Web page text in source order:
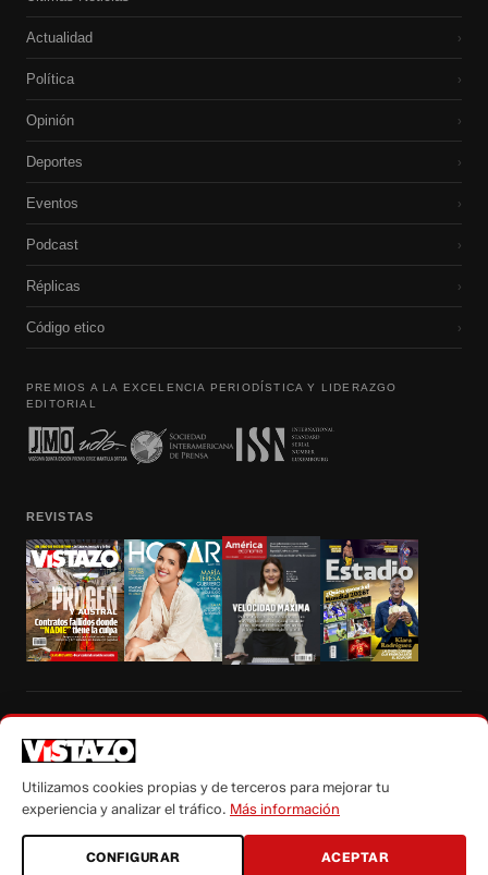
Actualidad ›
Política ›
Opinión ›
Deportes ›
Eventos ›
Podcast ›
Réplicas ›
Código etico ›
PREMIOS A LA EXCELENCIA PERIODÍSTICA Y LIDERAZGO
EDITORIAL
REVISTAS
autorización escrita de su titular, de todos los contenidos de Vistazo.com.
Utilizamos cookies propias y de terceros para mejorar tu
experiencia y analizar el tráfico. Más información
CONFIGURAR ACEPTAR